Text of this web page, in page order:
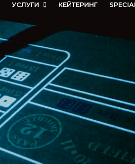
УСЛУГИ КЕЙТЕРИНГ